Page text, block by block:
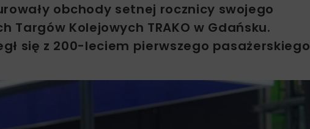
obchody setnej rocznicy swojego
Targów Kolejowych TRAKO w Gdańsku.
się z 200-leciem pierwszego pasażerskiego